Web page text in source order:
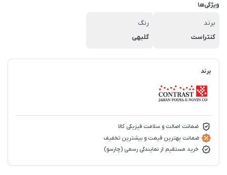
ویژگی‌ها
برند
کنتراست
رنگ
گلبهی
برند
ضمانت اصالت و سلامت فیزیکی کالا
ضمانت بهترین قیمت و بیشترین تخفیف
خرید مستقیم از نمایندگی رسمی (چارسو)